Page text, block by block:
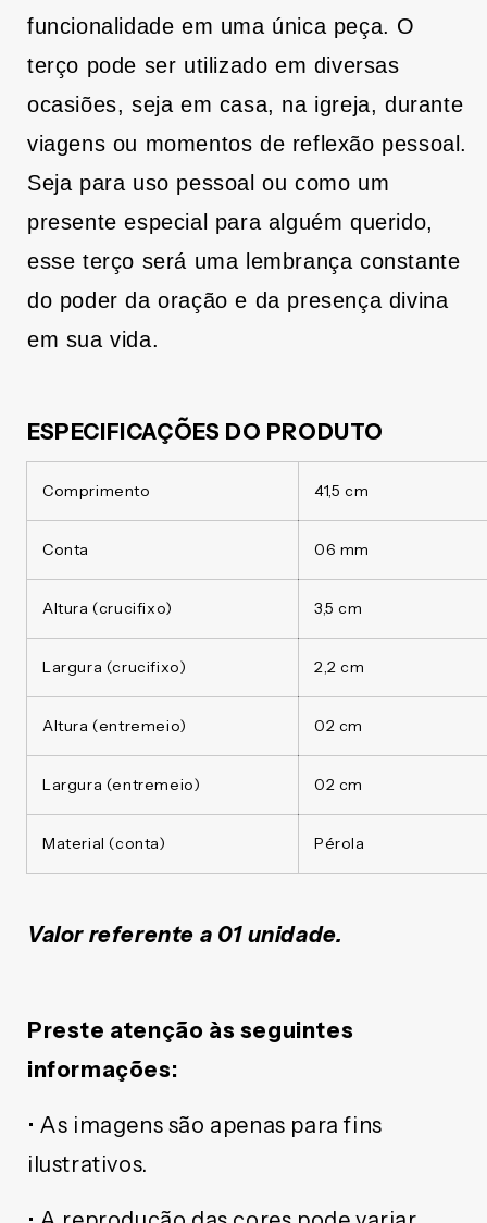
funcionalidade em uma única peça. O
terço pode ser utilizado em diversas
ocasiões, seja em casa, na igreja, durante
viagens ou momentos de reflexão pessoal.
Seja para uso pessoal ou como um
presente especial para alguém querido,
esse terço será uma lembrança constante
do poder da oração e da presença divina
em sua vida.
ESPECIFICAÇÕES DO PRODUTO
Comprimento 41,5 cm
Conta 06 mm
Altura (crucifixo) 3,5 cm
Largura (crucifixo) 2,2 cm
Altura (entremeio) 02 cm
Largura (entremeio) 02 cm
Material (conta) Pérola
Valor referente a 01 unidade.
Preste atenção às seguintes
informações:
• As imagens são apenas para fins
ilustrativos.